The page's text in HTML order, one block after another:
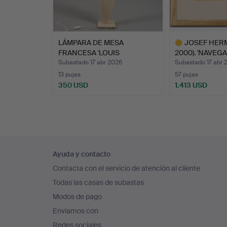
LÁMPARA DE MESA
FRANCESA 'LOUIS
DRIMMER'.
Subastado 17 abr 2026
13 pujas
350 USD
JOSEF
2000).
Subastado 17 abr
57 pujas
1.413 USD
en
el
pie
de
página
Ayuda y contacto
Contacta con el servicio de atención al cliente
Todas las casas de subastas
Modos de pago
Enviamos con